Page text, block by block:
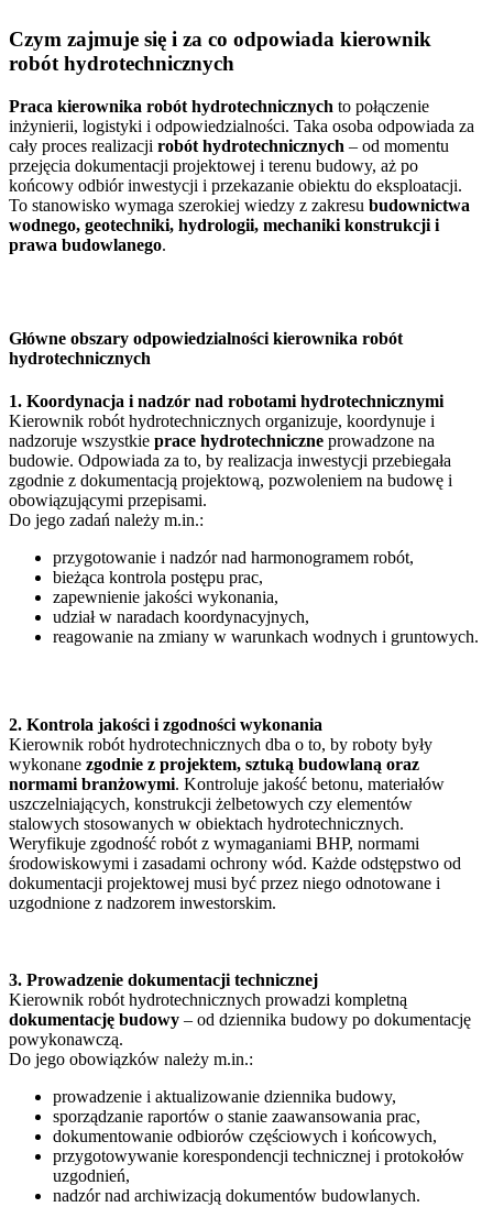
Czym zajmuje się i za co odpowiada kierownik
robót hydrotechnicznych
Praca kierownika robót hydrotechnicznych to połączenie
inżynierii, logistyki i odpowiedzialności. Taka osoba odpowiada za
cały proces realizacji robót hydrotechnicznych – od momentu
przejęcia dokumentacji projektowej i terenu budowy, aż po
końcowy odbiór inwestycji i przekazanie obiektu do eksploatacji.
To stanowisko wymaga szerokiej wiedzy z zakresu budownictwa
wodnego, geotechniki, hydrologii, mechaniki konstrukcji i
prawa budowlanego.
Główne obszary odpowiedzialności kierownika robót
hydrotechnicznych
1. Koordynacja i nadzór nad robotami hydrotechnicznymi
Kierownik robót hydrotechnicznych organizuje, koordynuje i
nadzoruje wszystkie prace hydrotechniczne prowadzone na
budowie. Odpowiada za to, by realizacja inwestycji przebiegała
zgodnie z dokumentacją projektową, pozwoleniem na budowę i
obowiązującymi przepisami.
Do jego zadań należy m.in.:
przygotowanie i nadzór nad harmonogramem robót,
bieżąca kontrola postępu prac,
zapewnienie jakości wykonania,
udział w naradach koordynacyjnych,
reagowanie na zmiany w warunkach wodnych i gruntowych.
2. Kontrola jakości i zgodności wykonania
Kierownik robót hydrotechnicznych dba o to, by roboty były
wykonane zgodnie z projektem, sztuką budowlaną oraz
normami branżowymi. Kontroluje jakość betonu, materiałów
uszczelniających, konstrukcji żelbetowych czy elementów
stalowych stosowanych w obiektach hydrotechnicznych.
Weryfikuje zgodność robót z wymaganiami BHP, normami
środowiskowymi i zasadami ochrony wód. Każde odstępstwo od
dokumentacji projektowej musi być przez niego odnotowane i
uzgodnione z nadzorem inwestorskim.
3. Prowadzenie dokumentacji technicznej
Kierownik robót hydrotechnicznych prowadzi kompletną
dokumentację budowy – od dziennika budowy po dokumentację
powykonawczą.
Do jego obowiązków należy m.in.:
prowadzenie i aktualizowanie dziennika budowy,
sporządzanie raportów o stanie zaawansowania prac,
dokumentowanie odbiorów częściowych i końcowych,
przygotowywanie korespondencji technicznej i protokołów
uzgodnień,
nadzór nad archiwizacją dokumentów budowlanych.